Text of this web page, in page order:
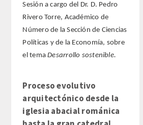
Sesión a cargo del Dr. D. Pedro
Rivero Torre, Académico de
Número de la Sección de Ciencias
Políticas y de la Economía, sobre
el temaDesarrollo sostenible.
Proceso evolutivo
arquitectónico desde la
iglesia abacial románica